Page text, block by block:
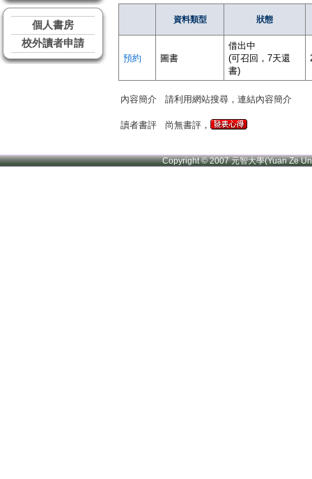
個人書房
校外讀者申請
資料類型 狀態
預約 圖書
借出中
(可召回，7天還
書)
內容簡介 請利用網站搜尋，連結內容簡介
讀者書評 尚無書評，
Copyright © 2007 元智大學(Yuan Ze